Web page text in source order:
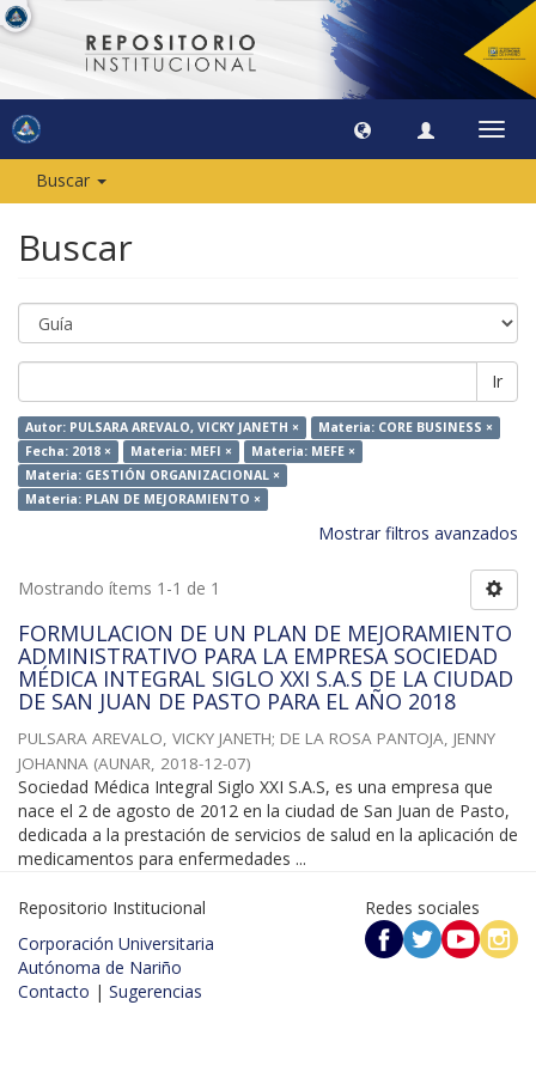
Buscar
Buscar
Ir
Autor: PULSARA AREVALO, VICKY JANETH ×
Materia: CORE BUSINESS ×
Fecha: 2018 ×
Materia: MEFI ×
Materia: MEFE ×
Materia: GESTIÓN ORGANIZACIONAL ×
Materia: PLAN DE MEJORAMIENTO ×
Mostrar filtros avanzados
Mostrando ítems 1-1 de 1
FORMULACION DE UN PLAN DE MEJORAMIENTO
ADMINISTRATIVO PARA LA EMPRESA SOCIEDAD
MÉDICA INTEGRAL SIGLO XXI S.A.S DE LA CIUDAD
DE SAN JUAN DE PASTO PARA EL AÑO 2018
PULSARA AREVALO, VICKY JANETH; DE LA ROSA PANTOJA, JENNY
JOHANNA (AUNAR, 2018-12-07)
Sociedad Médica Integral Siglo XXI S.A.S, es una empresa que
nace el 2 de agosto de 2012 en la ciudad de San Juan de Pasto,
dedicada a la prestación de servicios de salud en la aplicación de
medicamentos para enfermedades ...
Repositorio Institucional
Corporación Universitaria
Autónoma de Nariño
Contacto | Sugerencias
Redes sociales